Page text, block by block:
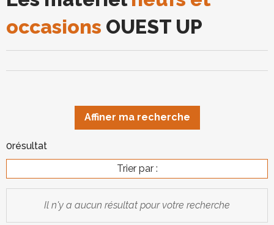
occasions OUEST UP
0résultat
Trier par :
Affiner ma recherche
Il n'y a aucun résultat pour votre recherche